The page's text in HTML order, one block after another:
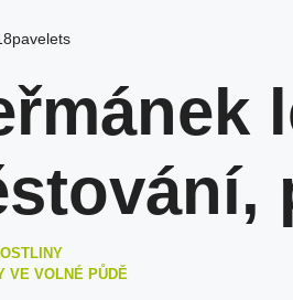
pavelets
VE VOLNÉ PŮDĚ